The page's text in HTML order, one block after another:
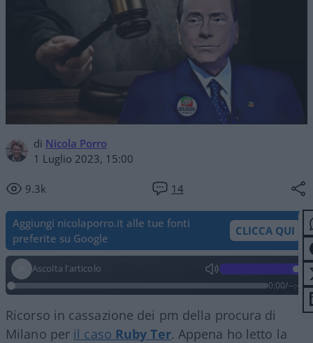
di Nicola Porro
1 Luglio 2023, 15:00
9.3k 14
Aggiungi nicolaporro.it alle tue fonti
preferite su Google
CLICCA QUI
Ascolta l'articolo
0:00/--:--
Ricorso in cassazione dei pm della procura di
Milano per il caso Ruby Ter. Appena ho letto la